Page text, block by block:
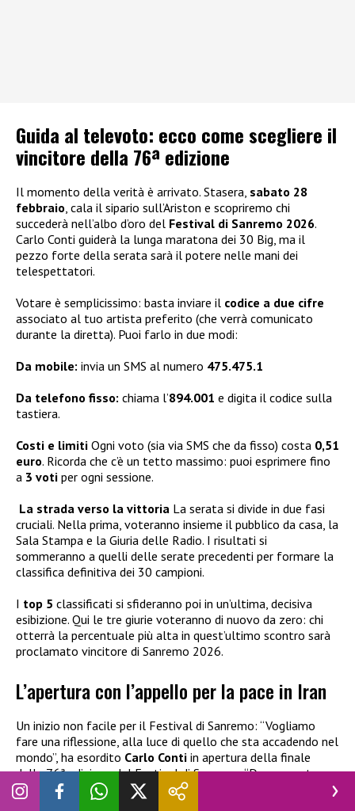
Guida al televoto: ecco come scegliere il
vincitore della 76ª edizione
Il momento della verità è arrivato. Stasera, sabato 28
febbraio , cala il sipario sull’Ariston e scopriremo chi
succederà nell’albo d’oro del Festival di Sanremo 2026.
Carlo Conti guiderà la lunga maratona dei 30 Big, ma il
pezzo forte della serata sarà il potere nelle mani dei
telespettatori.
Votare è semplicissimo: basta inviare il codice a due cifre
associato al tuo artista preferito (che verrà comunicato
durante la diretta). Puoi farlo in due modi:
Da mobile: invia un SMS al numero 475.475.1
Da telefono fisso: chiama l’894.001 e digita il codice sulla
tastiera.
Costi e limiti Ogni voto (sia via SMS che da fisso) costa 0,51
euro. Ricorda che c’è un tetto massimo: puoi esprimere fino
a 3 voti per ogni sessione.
La strada verso la vittoria La serata si divide in due fasi
cruciali. Nella prima, voteranno insieme il pubblico da casa, la
Sala Stampa e la Giuria delle Radio. I risultati si
sommeranno a quelli delle serate precedenti per formare la
classifica definitiva dei 30 campioni.
I top 5 classificati si sfideranno poi in un’ultima, decisiva
esibizione. Qui le tre giurie voteranno di nuovo da zero: chi
otterrà la percentuale più alta in quest’ultimo scontro sarà
proclamato vincitore di Sanremo 2026.
L’apertura con l’appello per la pace in Iran
Un inizio non facile per il Festival di Sanremo: “Vogliamo
fare una riflessione, alla luce di quello che sta accadendo nel
mondo”, ha esordito Carlo Conti in apertura della finale
della 76ª edizione del Festival di Sanremo. “Da una parte,
tutti noi vorremmo il popolo iraniano libero da sofferenze.
Dall’altro, però, si sta aprendo un conflitto di cui non